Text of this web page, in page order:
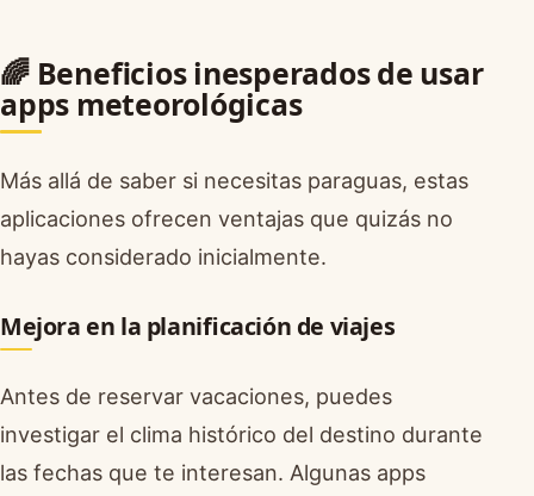
🌈 Beneficios inesperados de usar
apps meteorológicas
Más allá de saber si necesitas paraguas, estas
aplicaciones ofrecen ventajas que quizás no
hayas considerado inicialmente.
Mejora en la planificación de viajes
Antes de reservar vacaciones, puedes
investigar el clima histórico del destino durante
las fechas que te interesan. Algunas apps